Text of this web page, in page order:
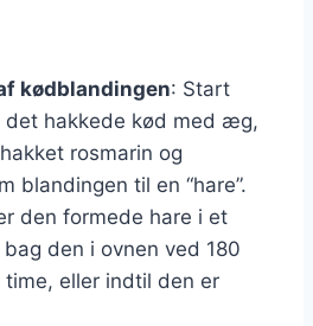
kødblandingen: Start
det hakkede kød med æg,
rosmarin og
blandingen til en “hare”.
den formede hare i et
den i ovnen ved 180
time, eller indtil den er